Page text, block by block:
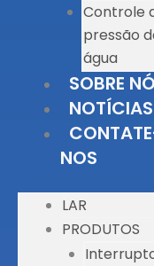
Controle
pressão
água
SOBRE
NOTÍCIAS
NOS
LAR
PRODUTOS